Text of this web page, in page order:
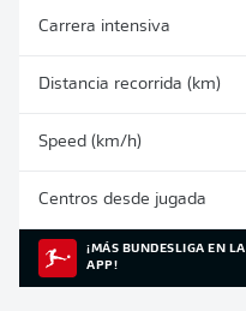
Carrera intensiva
Distancia recorrida (km)
Speed (km/h)
Centros desde jugada
¡MÁS BUNDESLIGA EN LA
APP!